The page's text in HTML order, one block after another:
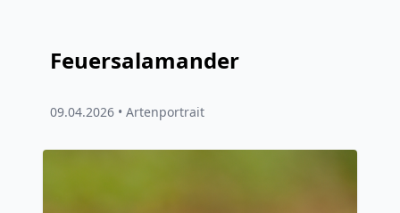
Feuersalamander
09.04.2026 • Artenportrait